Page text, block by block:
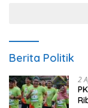
Berita Politik
2